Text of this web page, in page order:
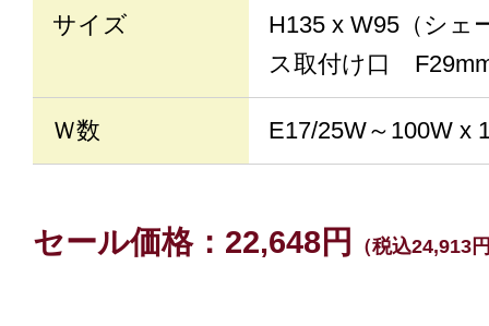
サイズ
H135 x W95（シェ
ス取付け口
Ｗ数 E17/25W～100W x
セール価格：22,648円 （税込24,913